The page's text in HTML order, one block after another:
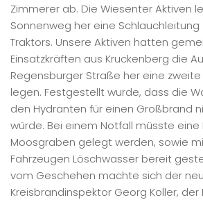
Zimmerer ab. Die Wiesenter Aktiven
Sonnenweg her eine Schlauchleitung
Traktors. Unsere Aktiven hatten
Einsatzkräften aus Kruckenberg die
Regensburger Straße her eine
legen. Festgestellt wurde, dass die
den Hydranten für einen Großbrand
würde. Bei einem Notfall müsste eine
Moosgraben gelegt werden, sowie
Fahrzeugen Löschwasser bereit
vom Geschehen machte sich der
Kreisbrandinspektor Georg Koller,